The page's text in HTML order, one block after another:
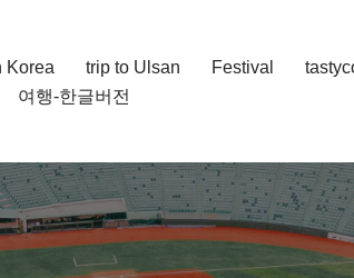
Korea trip to Ulsan Festival
여행-한글버전